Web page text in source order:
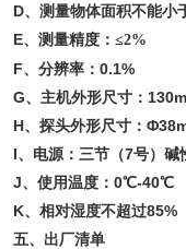
D、测量物体面积不能小
E、测量精度： ≤2%
F、分辨率：0.1%
G、主机外形尺寸：
H、探头外形尺寸：
I、电源：三节（7号）碱
J、使用温度：0℃-40℃
K、相对湿度不超过85%
五、出厂清单